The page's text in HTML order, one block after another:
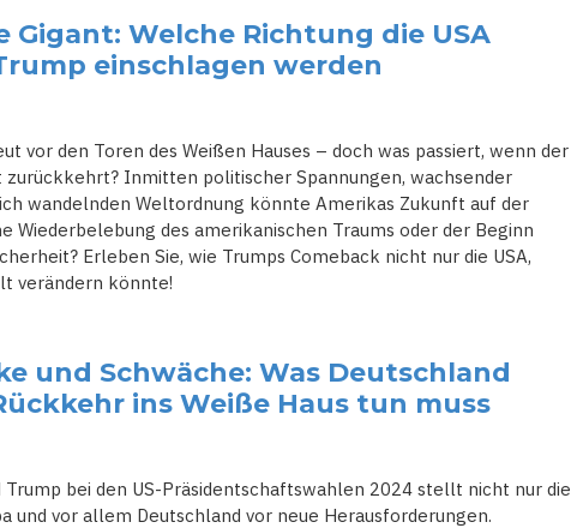
Gigant: Welche Richtung die USA
einschlagen werden
vor den Toren des Weißen Hauses – doch was passiert, wenn der
Inmitten politischer Spannungen, wachsender
wandelnden Weltordnung könnte Amerikas Zukunft auf der
Wiederbelebung des amerikanischen Traums oder der Beginn
Erleben Sie, wie Trumps Comeback nicht nur die USA,
verändern könnte!
und Schwäche: Was Deutschland
ins Weiße Haus tun muss
Trump bei den US-Präsidentschaftswahlen 2024 stellt nicht nur die
und vor allem Deutschland vor neue Herausforderungen.